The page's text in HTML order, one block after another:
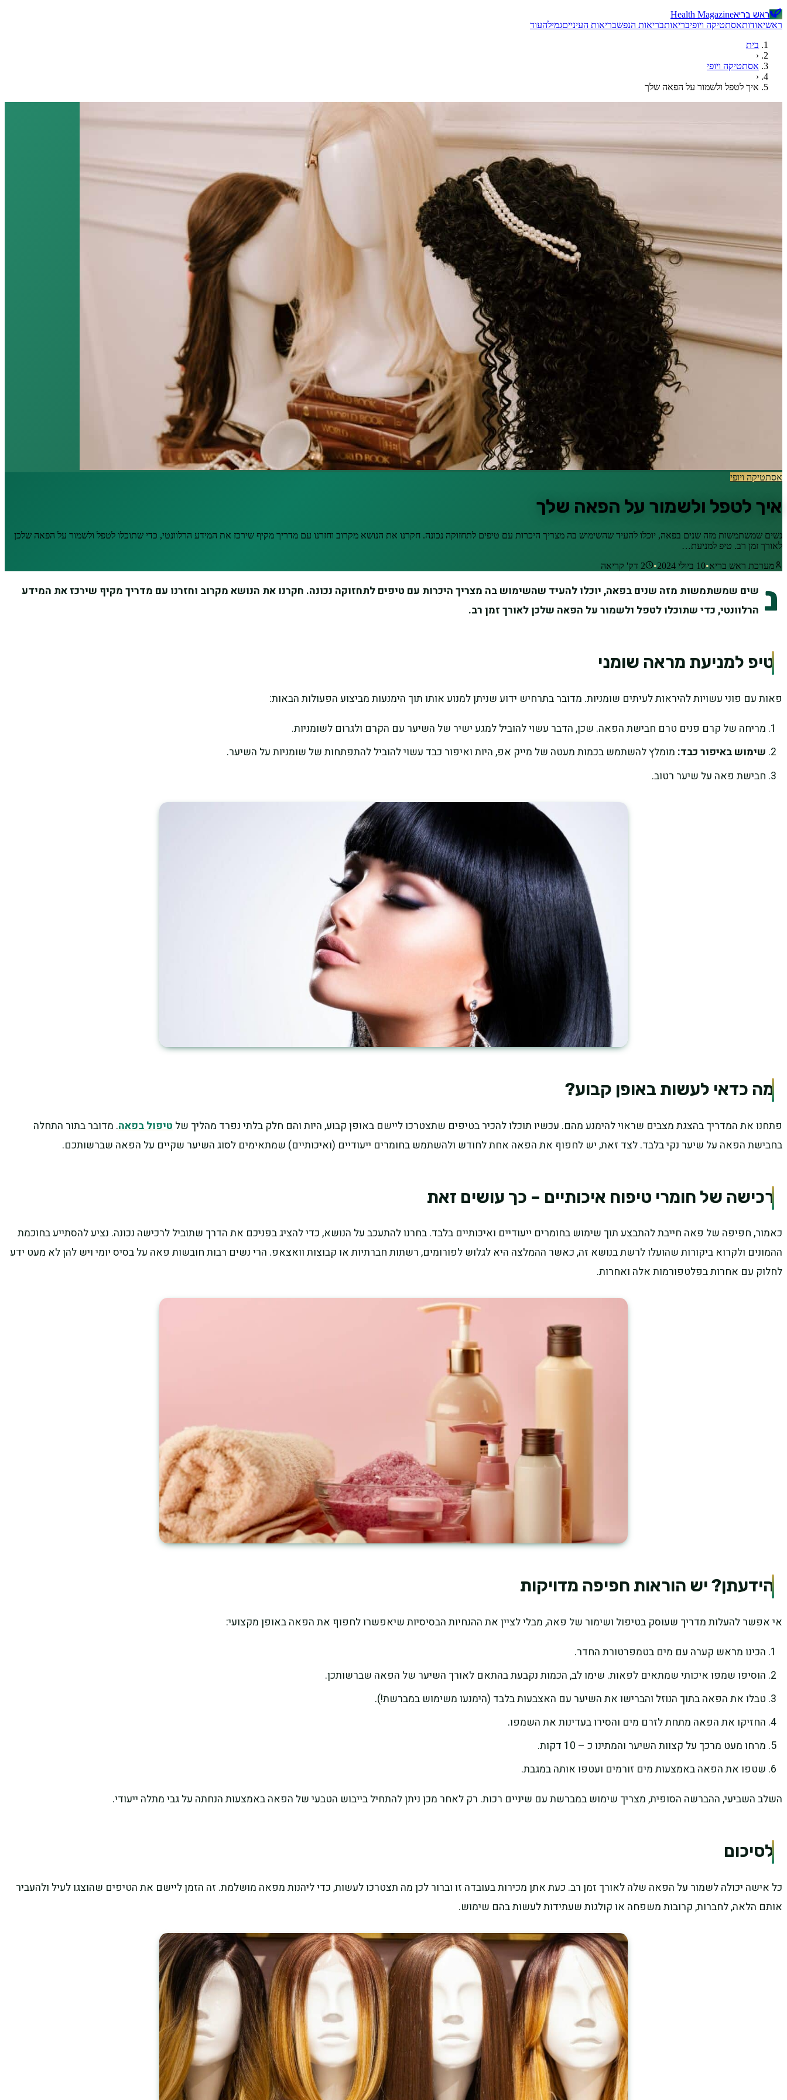
ראש בריאHealth Magazine
ראשיאודותאסתטיקה ויופיבריאותבריאות הנפשבריאות העינייםגמילהעוד
בית
‹
אסתטיקה ויופי
‹
איך לטפל ולשמור על הפאה שלך
אסתטיקה ויופי
איך לטפל ולשמור על הפאה שלך
נשים שמשתמשות מזה שנים בפאה, יוכלו להעיד שהשימוש בה מצריך היכרות עם טיפים לתחזוקה נכונה. חקרנו את הנושא מקרוב וחזרנו עם מדריך מקיף שירכז את המידע הרלוונטי, כדי שתוכלו לטפל ולשמור על הפאה שלכן
לאורך זמן רב. טיפ למניעת…
מערכת ראש בריא•10 ביולי 2024 •
2 דק' קריאה
נ שים שמשתמשות מזה שנים בפאה, יוכלו להעיד שהשימוש בה מצריך היכרות עם טיפים לתחזוקה נכונה. חקרנו את הנושא מקרוב וחזרנו עם מדריך מקיף שירכז את המידע
הרלוונטי, כדי שתוכלו לטפל ולשמור על הפאה שלכן לאורך זמן רב.
טיפ למניעת מראה שומני
פאות עם פוני עשויות להיראות לעיתים שומניות. מדובר בתרחיש ידוע שניתן למנוע אותו תוך הימנעות מביצוע הפעולות הבאות:
מריחה של קרם פנים טרם חבישת הפאה. שכן, הדבר עשוי להוביל למגע ישיר של השיער עם הקרם ולגרום לשומניות.
שימוש באיפור כבד: מומלץ להשתמש בכמות מעטה של מייק אפ, היות ואיפור כבד עשוי להוביל להתפתחות של שומניות על השיער.
חבישת פאה על שיער רטוב.
מה כדאי לעשות באופן קבוע?
פתחנו את המדריך בהצגת מצבים שראוי להימנע מהם. עכשיו תוכלו להכיר בטיפים שתצטרכו ליישם באופן קבוע, היות והם חלק בלתי נפרד מהליך של טיפול בפאה. מדובר בתור התחלה
בחבישת הפאה על שיער נקי בלבד. לצד זאת, יש לחפוף את הפאה אחת לחודש ולהשתמש בחומרים ייעודיים (ואיכותיים) שמתאימים לסוג השיער שקיים על הפאה שברשותכם.
רכישה של חומרי טיפוח איכותיים – כך עושים זאת
כאמור, חפיפה של פאה חייבת להתבצע תוך שימוש בחומרים ייעודיים ואיכותיים בלבד. בחרנו להתעכב על הנושא, כדי להציג בפניכם את הדרך שתוביל לרכישה נכונה. נציע להסתייע בחוכמת
ההמונים ולקרוא ביקורות שהועלו לרשת בנושא זה, כאשר ההמלצה היא לגלוש לפורומים, רשתות חברתיות או קבוצות וואצאפ. הרי נשים רבות חובשות פאה על בסיס יומי ויש להן לא מעט ידע
לחלוק עם אחרות בפלטפורמות אלה ואחרות.
הידעתן? יש הוראות חפיפה מדויקות
אי אפשר להעלות מדריך שעוסק בטיפול ושימור של פאה, מבלי לציין את ההנחיות הבסיסיות שיאפשרו לחפוף את הפאה באופן מקצועי:
הכינו מראש קערה עם מים בטמפרטורת החדר.
הוסיפו שמפו איכותי שמתאים לפאות. שימו לב, הכמות נקבעת בהתאם לאורך השיער של הפאה שברשותכן.
טבלו את הפאה בתוך הנוזל והברישו את השיער עם האצבעות בלבד (הימנעו משימוש במברשת!).
החזיקו את הפאה מתחת לזרם מים והסירו בעדינות את השמפו.
מרחו מעט מרכך על קצוות השיער והמתינו כ – 10 דקות.
שטפו את הפאה באמצעות מים זורמים ועטפו אותה במגבת.
השלב השביעי, ההברשה הסופית, מצריך שימוש במברשת עם שיניים רכות. רק לאחר מכן ניתן להתחיל בייבוש הטבעי של הפאה באמצעות הנחתה על גבי מתלה ייעודי.
לסיכום
כל אישה יכולה לשמור על הפאה שלה לאורך זמן רב. כעת אתן מכירות בעובדה זו וברור לכן מה תצטרכו לעשות, כדי ליהנות מפאה מושלמת. זה הזמן ליישם את הטיפים שהוצגו לעיל ולהעביר
אותם הלאה, לחברות, קרובות משפחה או קולגות שעתידות לעשות בהם שימוש.